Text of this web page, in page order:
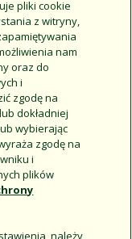
z gwintem
serii SB
aby uzyskać więcej
informacji
pliki cookie
z witryny,
nam
oraz do
i
zgodę na
dokładniej
wybierając
zgodę na
i
plików
należy